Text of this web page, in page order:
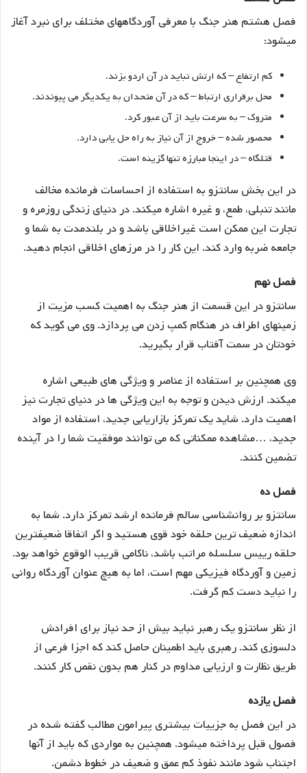
فصل هشتم هنر جنگ با معرفی آوردگاههای مختلف برای نبرد آغاز
میشود:
کم ارتفاع – که ارتش نباید در آن اردو بزند.
محل برقراری ارتباط – که در آن متحدان به یکدیگر می پیوندند.
متروک – به سرعت باید از آن عبور کرد.
محصور شده – خروج از آن نیاز به راه حل یابی دارد.
قتلگاه – در اینجا مبارزه تنها گزینه است.
در این بخش سانتزو به استفاده از احساسات فرمانده مخالف
مانند تنبلی، طمع، و غیره اشاره میکند. در دنیای زندگی روزمره و
تجارت این ممکن است غیراخلاقی باشد و در بلندمدت به شما و
جامعه ضربه وارد کند. این کار را در مرزهای اخلاقی انجام دهید.
فصل نهم
سانتزو در این قسمت از هنر جنگ به اهمیت کسب مزیت از
زمینهای اطراف در هنگام کمپ زدن می پردازد. وی می گوید که
خودتان در سمت آفتاب قرار بگیرید.
وی همچنین بر استفاده از عناصر و ویژگی های طبیعی اشاره
میکند. ارزش دیدن و توجه به این ویژگی ها در دنیای تجارت نیز
اهمیت دارد. شاید یک تمرکز بازاریابی جدید، استفاده از مواد
جدید، …مشاهده ممکناتی که می توانند موفقیت شما را در آینده
تضمین کنند.
فصل ده
سانتزو بر روانشناسی سالم فرمانده ارشد تمرکز دارد. شما به
اندازه ضعیف ترین حلقه خود قوی هستید و اگر اتفاقا ضعیفترین
حلقه رییس سلسله مراتب باشد، ناکامی قریب الوقوع خواهد بود.
زمین و آوردگاه فیزیکی مهم است، اما به هیچ عنوان آوردگاه روانی
را نباید دست کم گرفت.
از نظر سانتزو یک رهبر نباید بیش از حد نیاز برای افرادش
دلسوزی کند. رهبری باید اطمینان حاصل کند که اجزا فرعی از
طریق نظارت و ارزیابی مداوم در کنار هم بدون نقص کار کنند.
فصل یازده
در این فصل به جزییات بیشتری پیرامون مطالب گفته شده در
فصول قبل پرداخته میشود. همچنین به مواردی که باید از آنها
اجتناب شود مانند نفوذ کم عمق و ضعیف در خطوط دشمن.